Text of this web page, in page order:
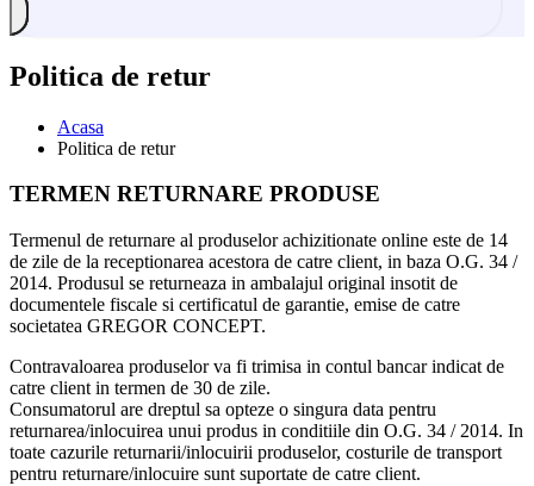
Politica de retur
Acasa
Politica de retur
TERMEN RETURNARE PRODUSE
Termenul de returnare al produselor achizitionate online este de 14
de zile de la receptionarea acestora de catre client, in baza O.G. 34 /
2014. Produsul se returneaza in ambalajul original insotit de
documentele fiscale si certificatul de garantie, emise de catre
societatea GREGOR CONCEPT.
Contravaloarea produselor va fi trimisa in contul bancar indicat de
catre client in termen de 30 de zile.
Consumatorul are dreptul sa opteze o singura data pentru
returnarea/inlocuirea unui produs in conditiile din O.G. 34 / 2014. In
toate cazurile returnarii/inlocuirii produselor, costurile de transport
pentru returnare/inlocuire sunt suportate de catre client.